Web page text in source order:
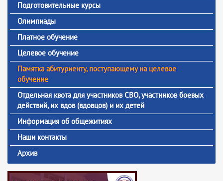
Подготовительные курсы
Олимпиады
Платное обучение
Целевое обучение
Памятка абитуриенту, поступающему на целевое
обучение
Отдельная квота для участников СВО, участников боевых
действий, их вдов (вдовцов) и их детей
Информация об общежитиях
Наши контакты
Архив